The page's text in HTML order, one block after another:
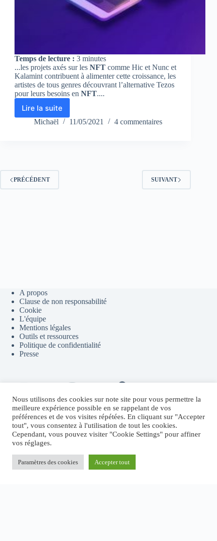
Temps de lecture : 3 minutes
...les projets axés sur les NFT comme Hic et Nunc et
Kalamint contribuent à alimenter cette croissance, les
artistes de tous genres découvrant l’alternative Tezos
pour leurs besoins en NFT....
Lire la suite
Florence,
la
protocole
Michaël 11/05/2021 4 commentaires
PRÉCÉDENT SUIVANT
A propos
Clause de non responsabilité
Cookie
L'équipe
Mentions légales
Outils et ressources
Politique de confidentialité
Presse
Discord
Flux RSS
Sites partenaires
Fructify.io
Revenu Crypto Passif
Systeme.io
MichaelRevel.com
Nous utilisons des cookies sur note site pour vous permettre la
meilleure expérience possible en se rappelant de vos
préférences et de vos visites répétées. En cliquant sur "Accepter
tout", vous consentez à l'utilisation de tout les cookies.
Cependant, vous pouvez visiter "Cookie Settings" pour affiner
vos réglages.
Paramètres des cookies Accepter tout